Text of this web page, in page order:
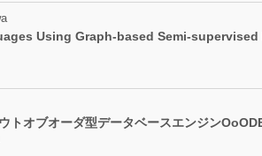
Using Graph-based Semi-
トオブオーダ型データベースエンジン